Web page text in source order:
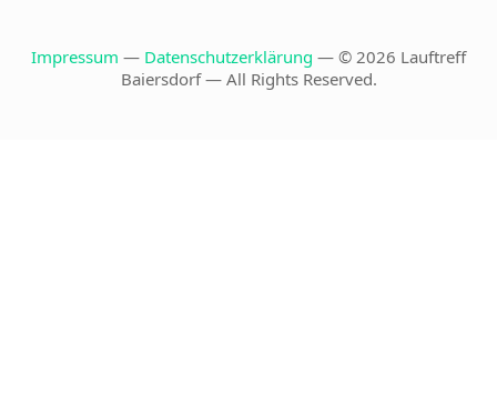
Impressum — Datenschutzerklärung — © 2026 Lauftreff
Baiersdorf — All Rights Reserved.